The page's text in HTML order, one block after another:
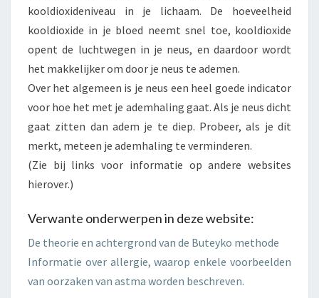
kooldioxideniveau in je lichaam. De hoeveelheid
kooldioxide in je bloed neemt snel toe, kooldioxide
opent de luchtwegen in je neus, en daardoor wordt
het makkelijker om door je neus te ademen.
Over het algemeen is je neus een heel goede indicator
voor hoe het met je ademhaling gaat. Als je neus dicht
gaat zitten dan adem je te diep. Probeer, als je dit
merkt, meteen je ademhaling te verminderen.
(Zie bij links voor informatie op andere websites
hierover.)
Verwante onderwerpen in deze website:
De theorie en achtergrond van de Buteyko methode
Informatie over allergie, waarop enkele voorbeelden
van oorzaken van astma worden beschreven.